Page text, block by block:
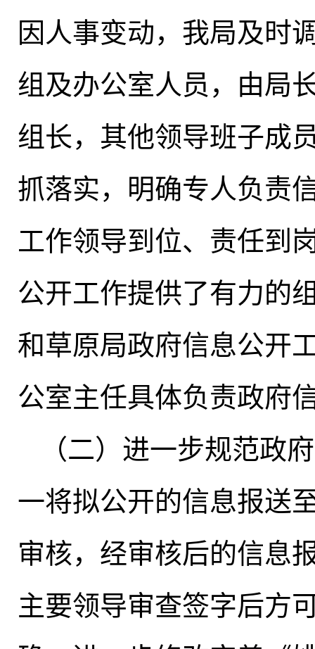
因人事变动，我局及时
组及办公室人员 ， 由局
组长， 其他领导班子成
抓落实， 明确专人负责
工作领导到位、责任到
公开工作提供了有力的
和草原局政府信息公开
公室主任具体负责政府
（二）进一步规范政
一将拟公开的信息报送
审核， 经审核后的信息
主要领导审查签字后方